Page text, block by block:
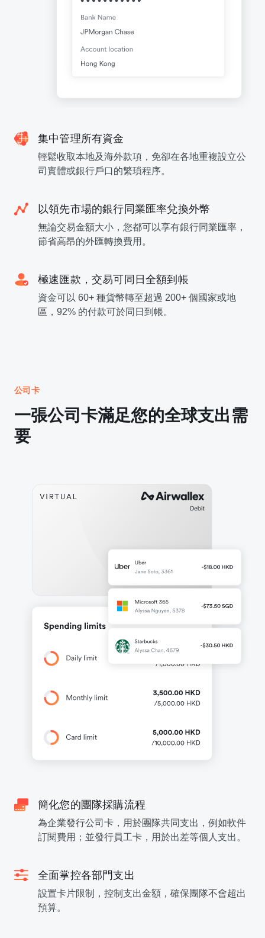
集中管理所有資金
輕鬆收取本地及海外款項，免卻在各地重複設立公
司實體或銀行戶口的繁瑣程序。
以領先市場的銀行同業匯率兌換外幣
無論交易金額大小，您都可以享有銀行同業匯率，
節省高昂的外匯轉換費用。
極速匯款，交易可同日全額到帳
資金可以 60+ 種貨幣轉至超過 200+ 個國家或地
區，92% 的付款可於同日到帳。
公司卡
一張公司卡滿足您的全球支出需
要
簡化您的團隊採購流程
為企業發行公司卡，用於團隊共同支出，例如軟件
訂閱費用；並發行員工卡，用於出差等個人支出。
全面掌控各部門支出
設置卡片限制，控制支出金額，確保團隊不會超出
預算。